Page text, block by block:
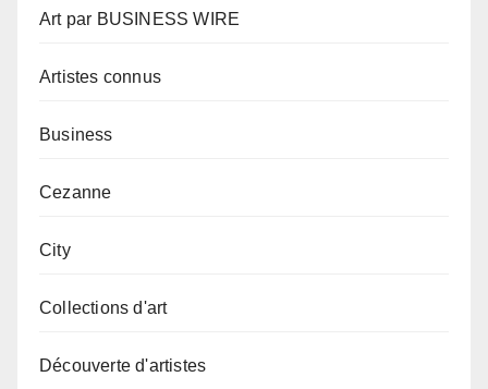
Art par BUSINESS WIRE
Artistes connus
Business
Cezanne
City
Collections d'art
Découverte d'artistes